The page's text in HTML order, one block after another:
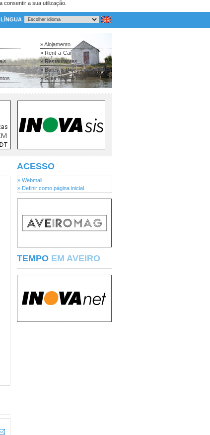
consentir a sua utilização.
LÍNGUA
» Alojamento
» Rent-a-Car
» Restaurantes
» Bares & Discotecas
» Sites Nac. & Inter.
ACESSO
» Webmail
» Definir como página inicial
TEMPO EM AVEIRO